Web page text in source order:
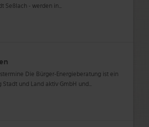
Seßlach - werden in
Die Bürger-Energieberatung ist ein
Stadt und Land aktiv GmbH und